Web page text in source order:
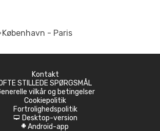
København - Paris
Kontakt
STILLEDE SPØRGSMÅL
vilkår og betingelser
Cookiepolitik
Fortrolighedspolitik
d Desktop-version
A Android-app